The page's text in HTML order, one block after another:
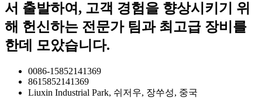
서 출발하여, 고객 경험을 향상시키기 위
해 헌신하는 전문가 팀과 최고급 장비를
한데 모았습니다.
0086-15852141369
8615852141369
Liuxin Industrial Park, 쉬저우, 장쑤성, 중국